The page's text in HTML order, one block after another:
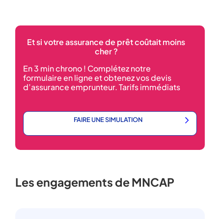
Et si votre assurance de prêt coûtait moins
cher ?
En 3 min chrono ! Complétez notre
formulaire en ligne et obtenez vos devis
d’assurance emprunteur. Tarifs immédiats
FAIRE UNE SIMULATION
Les engagements de MNCAP